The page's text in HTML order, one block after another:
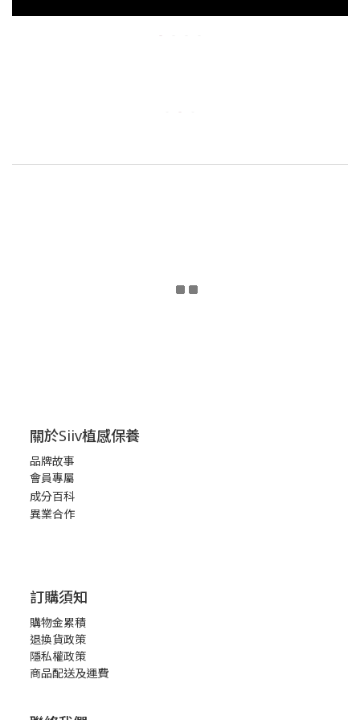
關於Siiv植感保養
品牌故事
會員專屬
成分百科
異業合作
訂購須知
購物金累積
退換貨政策
隱私權政策
商品配送及運費